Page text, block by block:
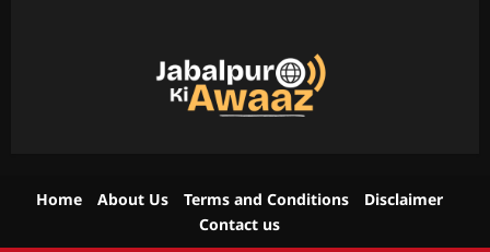
Home About Us Terms and Conditions
Disclaimer
Contact us